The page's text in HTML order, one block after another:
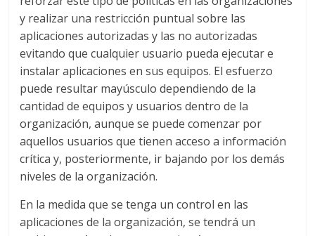
y realizar una restricción puntual sobre las
aplicaciones autorizadas y las no autorizadas
evitando que cualquier usuario pueda ejecutar e
instalar aplicaciones en sus equipos. El esfuerzo
puede resultar mayúsculo dependiendo de la
cantidad de equipos y usuarios dentro de la
organización, aunque se puede comenzar por
aquellos usuarios que tienen acceso a información
crítica y, posteriormente, ir bajando por los demás
niveles de la organización.
En la medida que se tenga un control en las
aplicaciones de la organización, se tendrá un